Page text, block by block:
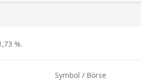
%.
Symbol / Börse